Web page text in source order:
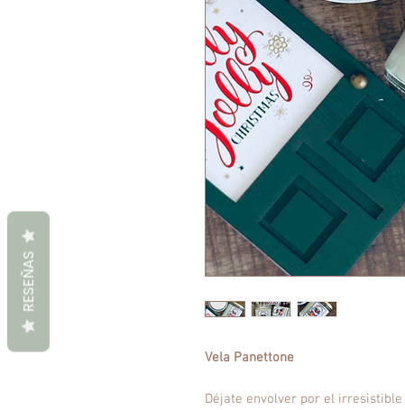
Vela Panettone
Déjate envolver por el
RESEÑAS